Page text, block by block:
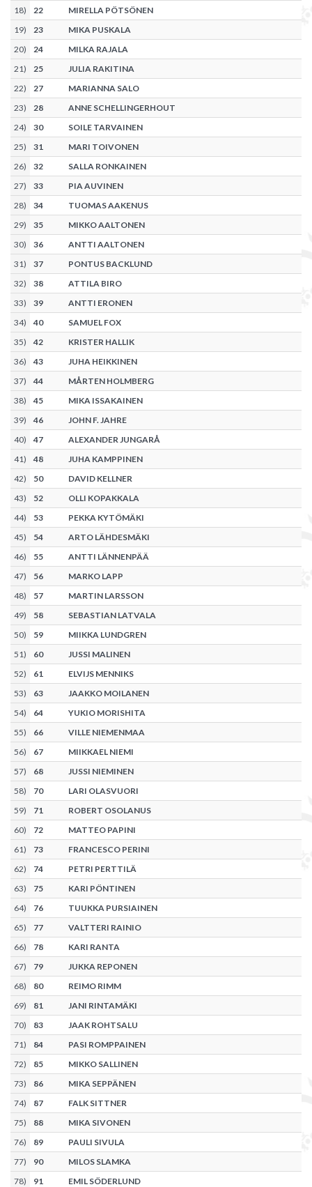
18) 22
MIRELLA PÖTSÖNEN
19) 23
MIKA PUSKALA
20) 24
MILKA RAJALA
21) 25
JULIA RAKITINA
22) 27
MARIANNA SALO
23) 28
ANNE SCHELLINGERHOUT
24) 30
SOILE TARVAINEN
25) 31
MARI TOIVONEN
26) 32
SALLA RONKAINEN
27) 33
PIA AUVINEN
28) 34
TUOMAS AAKENUS
29) 35
MIKKO AALTONEN
30) 36
ANTTI AALTONEN
31) 37
PONTUS BACKLUND
32) 38
ATTILA BIRO
33) 39
ANTTI ERONEN
34) 40
SAMUEL FOX
35) 42
KRISTER HALLIK
36) 43
JUHA HEIKKINEN
37) 44
MÅRTEN HOLMBERG
38) 45
MIKA ISSAKAINEN
39) 46
JOHN F. JAHRE
40) 47
ALEXANDER JUNGARÅ
41) 48
JUHA KAMPPINEN
42) 50
DAVID KELLNER
43) 52
OLLI KOPAKKALA
44) 53
PEKKA KYTÖMÄKI
45) 54
ARTO LÄHDESMÄKI
46) 55
ANTTI LÄNNENPÄÄ
47) 56
MARKO LAPP
48) 57
MARTIN LARSSON
49) 58
SEBASTIAN LATVALA
50) 59
MIIKKA LUNDGREN
51) 60
JUSSI MALINEN
52) 61
ELVIJS MENNIKS
53) 63
JAAKKO MOILANEN
54) 64
YUKIO MORISHITA
55) 66
VILLE NIEMENMAA
56) 67
MIIKKAEL NIEMI
57) 68
JUSSI NIEMINEN
58) 70
LARI OLASVUORI
59) 71
ROBERT OSOLANUS
60) 72
MATTEO PAPINI
61) 73
FRANCESCO PERINI
62) 74
PETRI PERTTILÄ
63) 75
KARI PÖNTINEN
64) 76
TUUKKA PURSIAINEN
65) 77
VALTTERI RAINIO
66) 78
KARI RANTA
67) 79
JUKKA REPONEN
68) 80
REIMO RIMM
69) 81
JANI RINTAMÄKI
70) 83
JAAK ROHTSALU
71) 84
PASI ROMPPAINEN
72) 85
MIKKO SALLINEN
73) 86
MIKA SEPPÄNEN
74) 87
FALK SITTNER
75) 88
MIKA SIVONEN
76) 89
PAULI SIVULA
77) 90
MILOS SLAMKA
78) 91 EMIL SÖDERLUND